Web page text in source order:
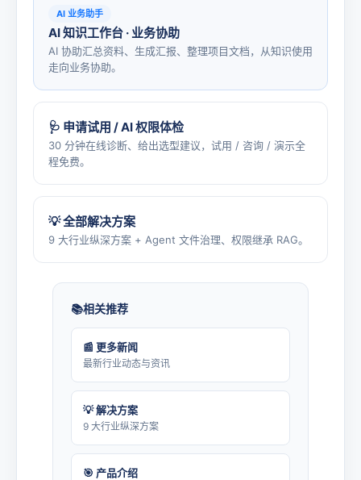
AI 业务助手
AI 知识工作台 · 业务协助
AI 协助汇总资料、生成汇报、整理项目文档，从知识使用
走向业务协助。
🩺 申请试用 / AI 权限体检
30 分钟在线诊断、给出选型建议，试用 / 咨询 / 演示全
程免费。
💡 全部解决方案
9 大行业纵深方案 + Agent 文件治理、权限继承 RAG。
相关推荐
📰 更多新闻
最新行业动态与资讯
💡 解决方案
9 大行业纵深方案
🎯 产品介绍